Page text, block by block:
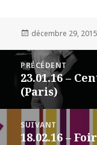
Publié
décembre 29, 2015
Navigation
l’article
PRÉCÉDENT
Article
précédent :
23.01.16 –
(Paris)
SUIVANT
Article
18.02.16 –